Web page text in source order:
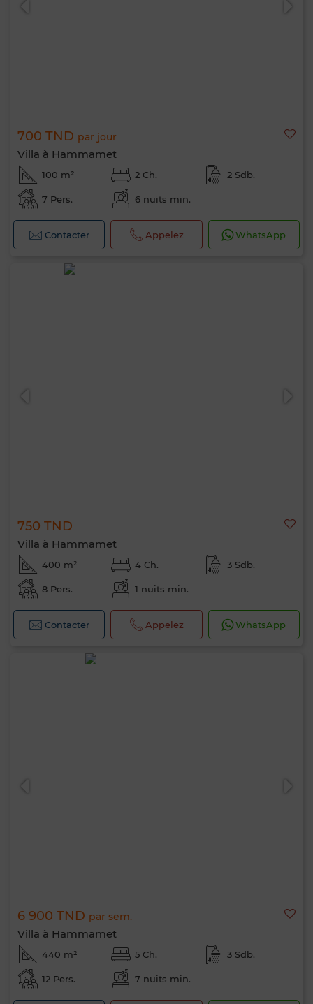
700 TND par jour
Villa à Hammamet
100 m² 2 Ch. 2 Sdb.
7 Pers. 6 nuits min.
Contacter Appelez WhatsApp
750 TND
Villa à Hammamet
400 m² 4 Ch. 3 Sdb.
8 Pers. 1 nuits min.
Contacter Appelez WhatsApp
6 900 TND par sem.
Villa à Hammamet
440 m² 5 Ch. 3 Sdb.
12 Pers. 7 nuits min.